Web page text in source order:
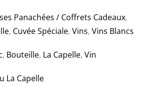
Panachées / Coffrets Cadeaux,
, Cuvée Spéciale, Vins, Vins Blancs
, Bouteille, La Capelle, Vin
La Capelle